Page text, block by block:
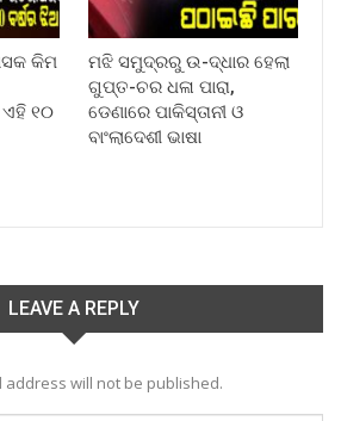
କିମ
ଏହି ୧୦
ମଝି ସମୁଦ୍ରରୁ ଉ-ଦ୍ଧାର ହେଲା
ଗୁପ୍ତ-ଚର ଧଳା ପାରା,
ଡେଣାରେ ପାକିସ୍ତାନୀ ଓ
ବାଂଲାଦେଶୀ ଭାଷା
LEAVE A REPLY
address will not be published.